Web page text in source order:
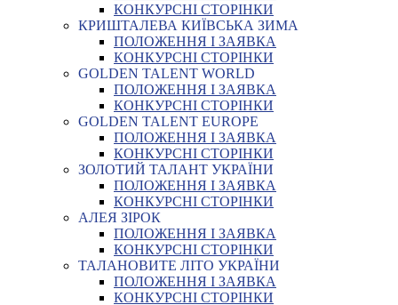
КОНКУРСНІ СТОРІНКИ
КРИШТАЛЕВА КИЇВСЬКА ЗИМА
ПОЛОЖЕННЯ І ЗАЯВКА
КОНКУРСНІ СТОРІНКИ
GOLDEN TALENT WORLD
ПОЛОЖЕННЯ І ЗАЯВКА
КОНКУРСНІ СТОРІНКИ
GOLDEN TALENT EUROPE
ПОЛОЖЕННЯ І ЗАЯВКА
КОНКУРСНІ СТОРІНКИ
ЗОЛОТИЙ ТАЛАНТ УКРАЇНИ
ПОЛОЖЕННЯ І ЗАЯВКА
КОНКУРСНІ СТОРІНКИ
АЛЕЯ ЗІРОК
ПОЛОЖЕННЯ І ЗАЯВКА
КОНКУРСНІ СТОРІНКИ
ТАЛАНОВИТЕ ЛІТО УКРАЇНИ
ПОЛОЖЕННЯ І ЗАЯВКА
КОНКУРСНІ СТОРІНКИ